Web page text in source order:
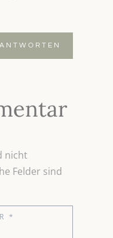
ANTWORTEN
nicht
Felder sind